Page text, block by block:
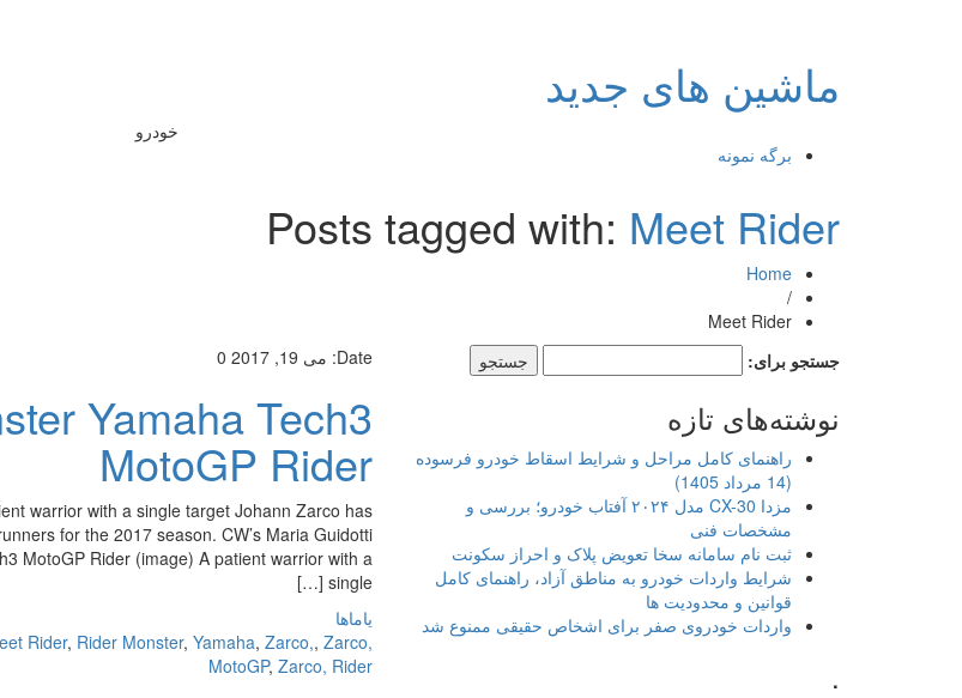
ماشین های جدید
خودرو
برگه نمونه
Posts tagged with: Meet Rider
Home
/
Meet Rider
Date: می 19, 2017 0
Yamaha Tech3
MotoGP Rider
warrior with a single target Johann Zarco has
for the 2017 season. CW’s Maria Guidotti
MotoGP Rider (image) A patient warrior with a
single […]
یاماها
Rider, Rider Monster, Yamaha, Zarco,, Zarco,
MotoGP, Zarco, Rider
جستجو برای:
نوشته‌های تازه
راهنمای کامل مراحل و شرایط اسقاط خودرو فرسوده
(14 مرداد 1405)
مزدا CX-30 مدل ۲۰۲۴ آفتاب خودرو؛ بررسی و
مشخصات فنی
ثبت نام سامانه سخا تعویض پلاک و احراز سکونت
شرایط واردات خودرو به مناطق آزاد، راهنمای کامل
قوانین و محدودیت ها
واردات خودروی صفر برای اشخاص حقیقی ممنوع شد
.